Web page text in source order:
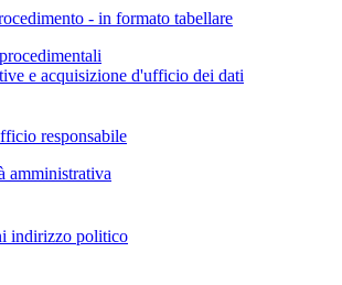
- in formato tabellare
e acquisizione d'ufficio dei dati
responsabile
amministrativa
indirizzo politico